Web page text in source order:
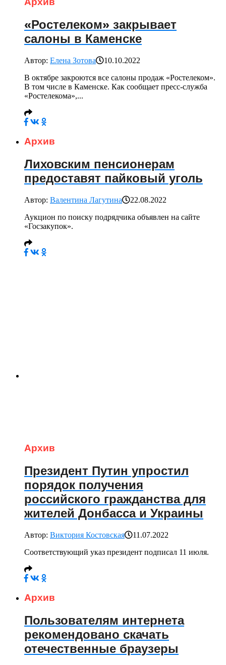
«Ростелеком» закрывает
салоны в Каменске
Автор: Елена Зотова
10.10.2022
В октябре закроются все салоны продаж «Ростелеком».
В том числе в Каменске. Как сообщает пресс-служба
«Ростелекома»,...
Архив
Лиховским пенсионерам
предоставят пайковый уголь
Автор: Валентина Лагутина
22.08.2022
Аукцион по поиску подрядчика объявлен на сайте
«Госзакупок».
Архив
Президент Путин упростил
порядок получения
российского гражданства для
жителей Донбасса и Украины
Автор: Виктория Костовская
11.07.2022
Соответствующий указ президент подписал 11 июля.
Архив
Пользователям интернета
рекомендовано скачать
отечественные браузеры